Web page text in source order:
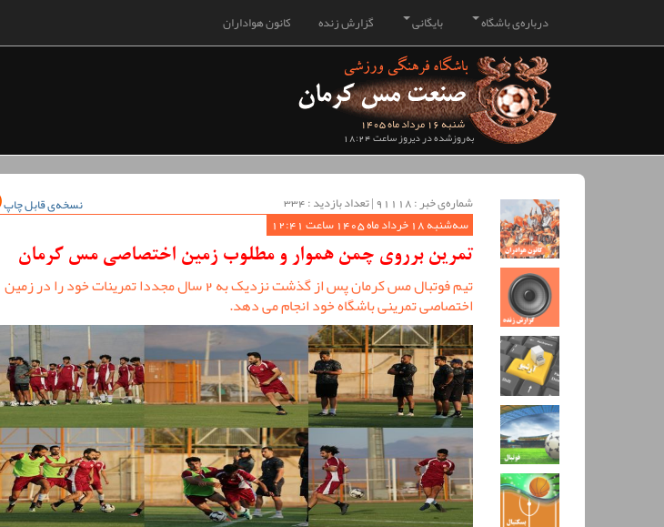
کانون هواداران گزارش زنده بایگانی درباره‌ی باشگاه
شنبه 16 مرداد ماه 1405
به‌روزشده در دیروز ساعت 18:24
شماره‌ی خبر : ‌91118 | تعداد بازدید : 334
نسخه‌ی قابل چاپ
سه‌شنبه 18 خرداد ماه 1405 ساعت 12:41
تمرین برروی چمن هموار و مطلوب زمین اختصاصی مس کرمان
تیم فوتبال مس کرمان پس از گذشت نزدیک به 2 سال مجددا تمرینات خود را در زمین
اختصاصی تمرینی باشگاه خود انجام می دهد.